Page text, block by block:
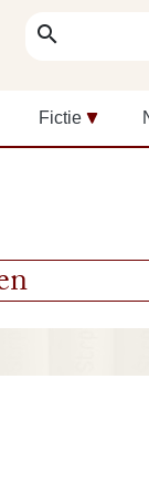
search
Fictie